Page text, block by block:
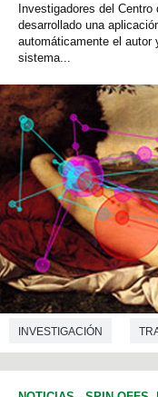
Investigadores del
desarrollado una
automáticamente el autor
sistema...
INVESTIGACIÓN
ARTE INFORMÁTICA